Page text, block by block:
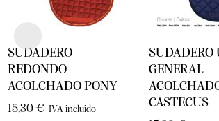
SUDADERO
REDONDO
ACOLCHADO PONY
15,30€ IVA incluido
SUDADERO
GENERAL
CASTECUS